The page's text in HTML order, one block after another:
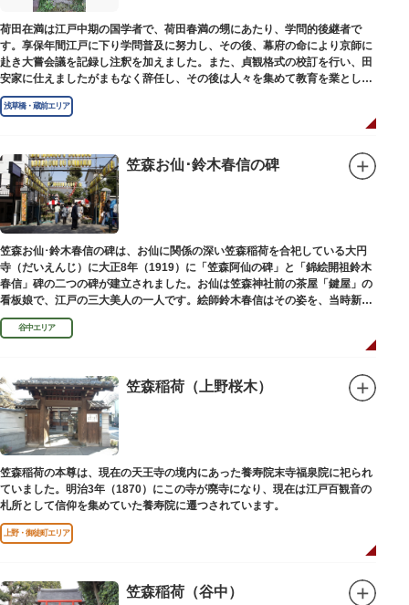
荷田在満は江戸中期の国学者で、荷田春満の甥にあたり、学問的後継者で
す。享保年間江戸に下り学問普及に努力し、その後、幕府の命により京師に
赴き大嘗会議を記録し注釈を加えました。また、貞観格式の校訂を行い、田
安家に仕えましたがまもなく辞任し、その後は人々を集めて教育を業としま
した。お墓は金竜寺（きんりゅうじ）境内にあります。
浅草橋・蔵前エリア
笠森お仙･鈴木春信の碑
笠森お仙･鈴木春信の碑は、お仙に関係の深い笠森稲荷を合祀している大円
寺（だいえんじ）に大正8年（1919）に「笠森阿仙の碑」と「錦絵開祖鈴木
春信」碑の二つの碑が建立されました。お仙は笠森神社前の茶屋「鍵屋」の
看板娘で、江戸の三大美人の一人です。絵師鈴木春信はその姿を、当時新し
い絵画様式である多色刷り版画「錦絵」に描きました。
谷中エリア
笠森稲荷（上野桜木）
笠森稲荷の本尊は、現在の天王寺の境内にあった養寿院末寺福泉院に祀られ
ていました。明治3年（1870）にこの寺が廃寺になり、現在は江戸百観音の
札所として信仰を集めていた養寿院に遷つされています。
上野・御徒町エリア
笠森稲荷（谷中）